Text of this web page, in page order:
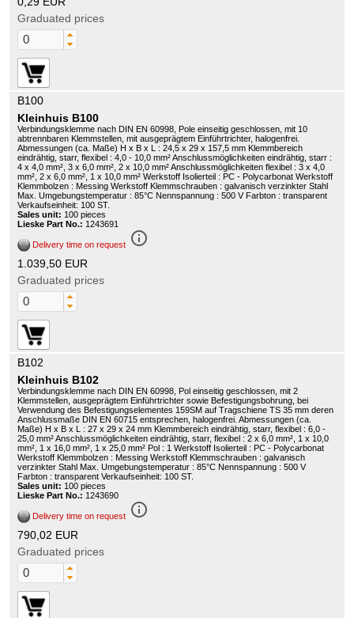
Graduated prices
B100
Kleinhuis B100
Verbindungsklemme nach DIN EN 60998, Pole einseitig geschlossen, mit 10
abtrennbaren Klemmstellen, mit ausgeprägtem Einführtrichter, halogenfrei.
Abmessungen (ca. Maße) H x B x L : 24,5 x 29 x 157,5 mm Klemmbereich
eindrähtig, starr, flexibel : 4,0 - 10,0 mm² Anschlussmöglichkeiten eindrähtig, starr :
4 x 4,0 mm², 3 x 6,0 mm², 2 x 10,0 mm² Anschlussmöglichkeiten flexibel : 3 x 4,0
mm², 2 x 6,0 mm², 1 x 10,0 mm² Werkstoff Isolierteil : PC - Polycarbonat Werkstoff
Klemmbolzen : Messing Werkstoff Klemmschrauben : galvanisch verzinkter Stahl
Max. Umgebungstemperatur : 85°C Nennspannung : 500 V Farbton : transparent
Verkaufseinheit: 100 ST.
Sales unit: 100 pieces
Lieske Part No.: 1243691
Delivery time on request info_outline
1.039,50 EUR
Graduated prices
B102
Kleinhuis B102
Verbindungsklemme nach DIN EN 60998, Pol einseitig geschlossen, mit 2
Klemmstellen, ausgeprägtem Einführtrichter sowie Befestigungsbohrung, bei
Verwendung des Befestigungselementes 159SM auf Tragschiene TS 35 mm deren
Anschlussmaße DIN EN 60715 entsprechen, halogenfrei. Abmessungen (ca.
Maße) H x B x L : 27 x 29 x 24 mm Klemmbereich eindrähtig, starr, flexibel : 6,0 -
25,0 mm² Anschlussmöglichkeiten eindrähtig, starr, flexibel : 2 x 6,0 mm², 1 x 10,0
mm², 1 x 16,0 mm², 1 x 25,0 mm² Pol : 1 Werkstoff Isolierteil : PC - Polycarbonat
Werkstoff Klemmbolzen : Messing Werkstoff Klemmschrauben : galvanisch
verzinkter Stahl Max. Umgebungstemperatur : 85°C Nennspannung : 500 V
Farbton : transparent Verkaufseinheit: 100 ST.
Sales unit: 100 pieces
Lieske Part No.: 1243690
Delivery time on request info_outline
790,02 EUR
Graduated prices